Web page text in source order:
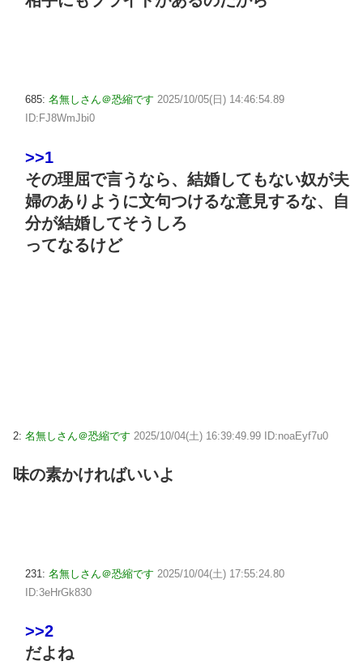
685: 名無しさん＠恐縮です 2025/10/05(日) 14:46:54.89
ID:FJ8WmJbi0
>>1
その理屈で言うなら、結婚してもない奴が夫
婦のありように文句つけるな意見するな、自
分が結婚してそうしろ
ってなるけど
2: 名無しさん＠恐縮です 2025/10/04(土) 16:39:49.99 ID:noaEyf7u0
味の素かければいいよ
231: 名無しさん＠恐縮です 2025/10/04(土) 17:55:24.80
ID:3eHrGk830
>>2
だよね